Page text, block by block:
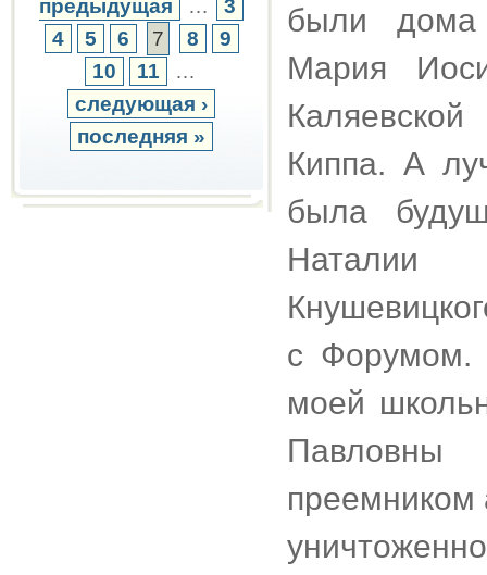
предыдущая …
3
4
5 6 7 8
9
10
11
…
следующая ›
последняя »
были дома
Мария
Киппа. А
была
Наталии
с Форумом.
моей
преемником